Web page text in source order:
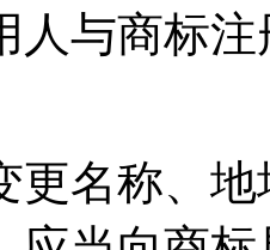
人与商标
更名称、